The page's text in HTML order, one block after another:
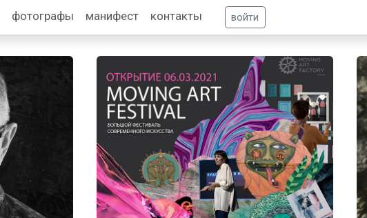
фотографы манифест контакты войти